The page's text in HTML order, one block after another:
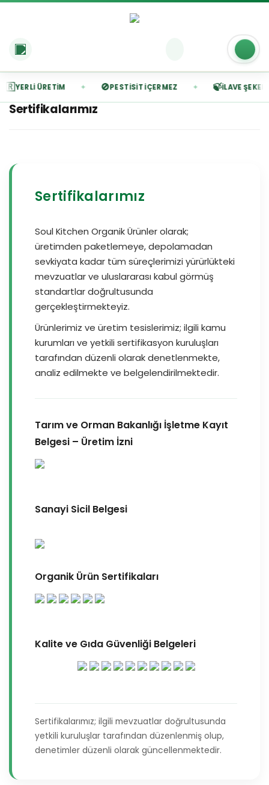
YERLI ÜRETIM PESTISIT İÇERMEZ 🍃İLAVE
Sertifikalarımız
Sertifikalarımız
Soul Kitchen Organik Ürünler olarak;
üretimden paketlemeye, depolamadan
sevkiyata kadar tüm süreçlerimizi yürürlükteki
mevzuatlar ve uluslararası kabul görmüş
standartlar doğrultusunda
gerçekleştirmekteyiz.
Ürünlerimiz ve üretim tesislerimiz; ilgili kamu
kurumları ve yetkili sertifikasyon kuruluşları
tarafından düzenli olarak denetlenmekte,
analiz edilmekte ve belgelendirilmektedir.
Tarım ve Orman Bakanlığı İşletme Kayıt
Belgesi – Üretim İzni
Sanayi Sicil Belgesi
Organik Ürün Sertifikaları
Kalite ve Gıda Güvenliği Belgeleri
Sertifikalarımız; ilgili mevzuatlar doğrultusunda
yetkili kuruluşlar tarafından düzenlenmiş olup,
denetimler düzenli olarak güncellenmektedir.